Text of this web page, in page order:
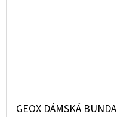
GEOX DÁMSKÁ BUNDA